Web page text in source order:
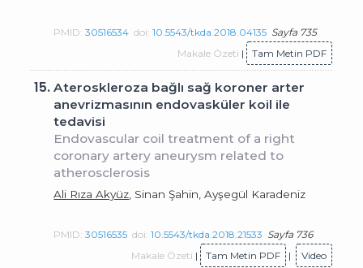
PMID:30516534 doi:10.5543/tkda.2018.04135 Sayfa 735
Makale Özeti | Tam Metin PDF
15.Ateroskleroza bağlı sağ koroner arter
anevrizmasının endovasküler koil ile
tedavisi
Endovascular coil treatment of a right
coronary artery aneurysm related to
atherosclerosis
Ali Rıza Akyüz , Sinan Şahin, Ayşegül Karadeniz
PMID:30516535 doi:10.5543/tkda.2018.21533 Sayfa 736
Makale Özeti | Tam Metin PDF | Video